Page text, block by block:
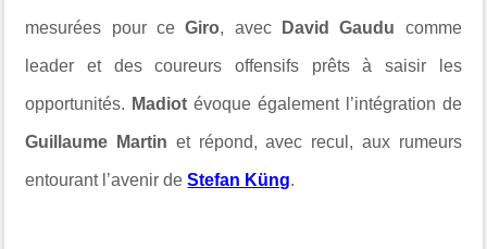
mesurées pour ceGiro, avec David Gaudu comme
leader et des coureurs offensifs prêts à saisir les
opportunités. Madiotévoque également l’intégration de
Guillaume Martin et répond, avec recul, aux rumeurs
entourant l’avenir deStefan Küng.